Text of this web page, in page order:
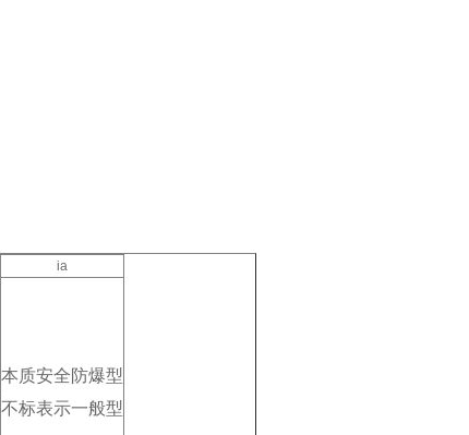
ia
本质安全防爆型
不标表示一般型